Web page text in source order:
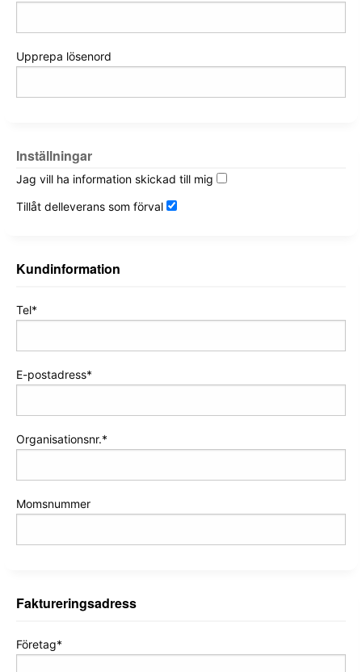
Upprepa lösenord
Inställningar
Jag vill ha information skickad till mig
Tillåt delleverans som förval
Kundinformation
Tel
E-postadress
Organisationsnr.
Momsnummer
Faktureringsadress
Företag